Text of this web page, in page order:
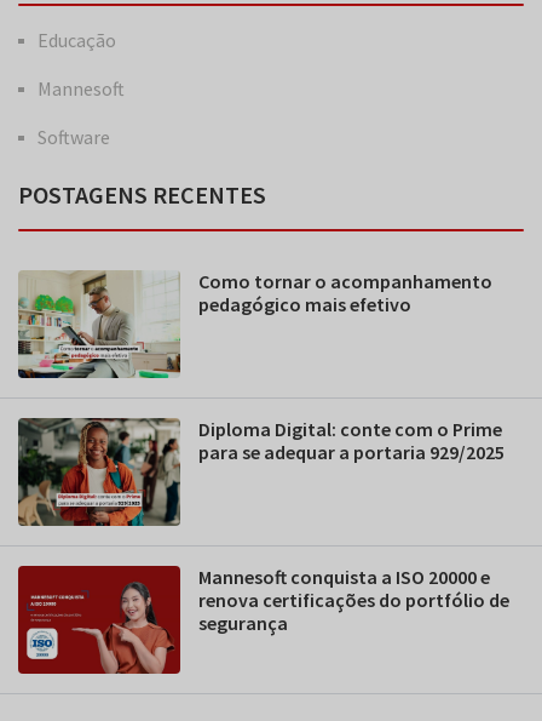
Educação
Mannesoft
Software
POSTAGENS RECENTES
Como tornar o acompanhamento
pedagógico mais efetivo
Diploma Digital: conte com o Prime
para se adequar a portaria 929/2025
Mannesoft conquista a ISO 20000 e
renova certificações do portfólio de
segurança